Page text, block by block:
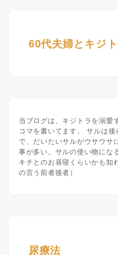
60代夫婦とキジ
当ブログは、キジトラを溺愛
コマを書いてます。 サルは
で、だいたいサルがウサウサ
事が多い。サルの使い物にな
キチとのお昼寝くらいかも知
の言う前者後者）
尿療法